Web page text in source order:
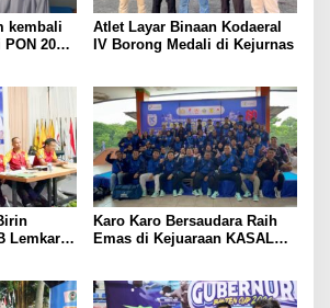
kembali
2028
Atlet Layar Binaan Kodaeral
IV Borong Medali di Kejurnas
Lemkari
Karo Karo Bersaudara Raih
Emas di Kejuaraan KASAL